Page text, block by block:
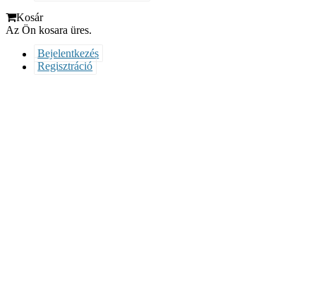
Kosár
Az Ön kosara üres.
Bejelentkezés
Regisztráció